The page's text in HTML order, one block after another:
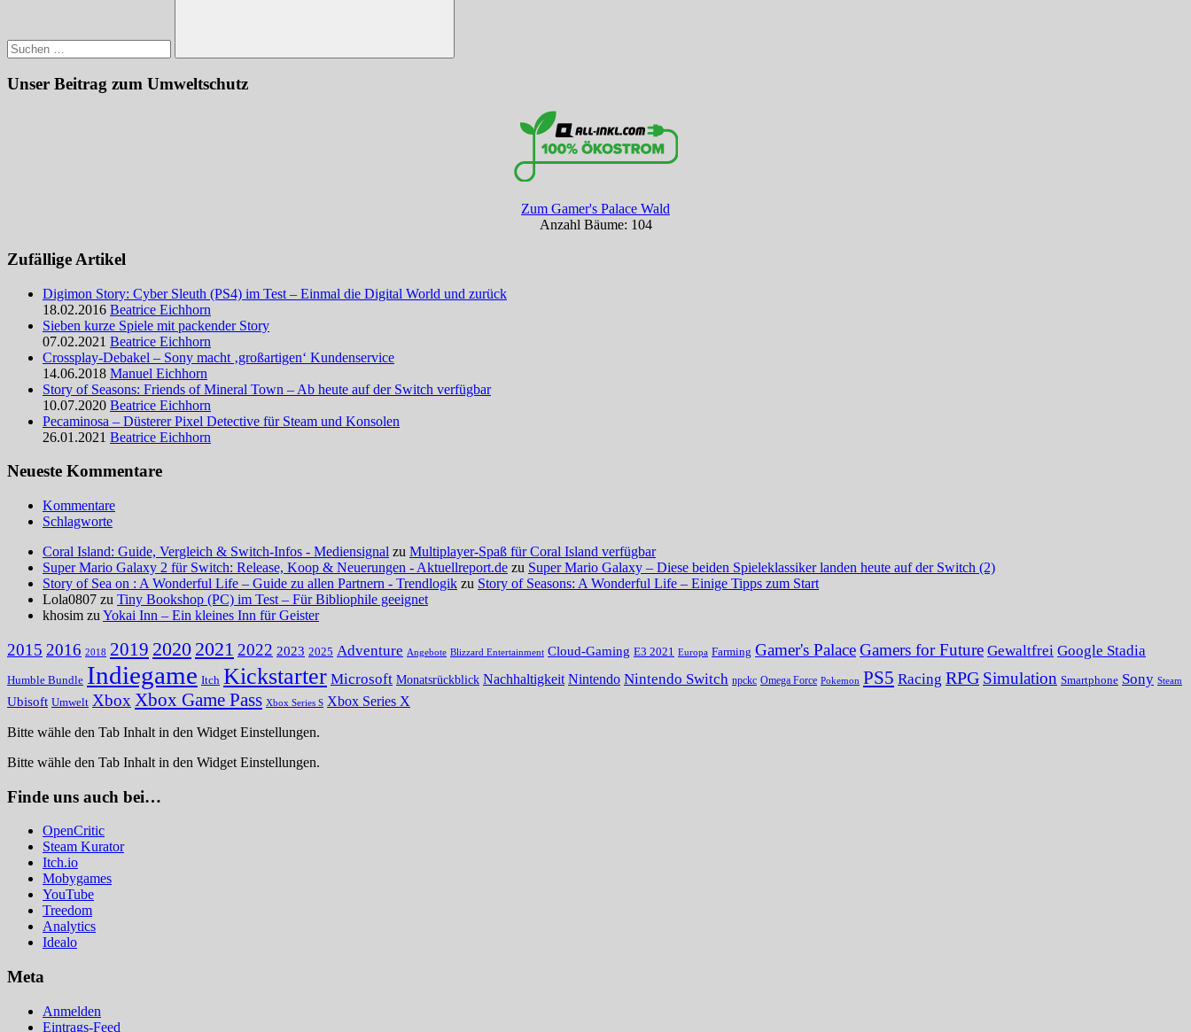
Suchen
Unser Beitrag zum Umweltschutz
Zum Gamer's Palace Wald
Anzahl Bäume: 104
Zufällige Artikel
Digimon Story: Cyber Sleuth (PS4) im Test – Einmal die Digital World und zurück
18.02.2016 Beatrice Eichhorn
Sieben kurze Spiele mit packender Story
07.02.2021 Beatrice Eichhorn
Crossplay-Debakel – Sony macht ‚großartigen‘ Kundenservice
14.06.2018 Manuel Eichhorn
Story of Seasons: Friends of Mineral Town – Ab heute auf der Switch verfügbar
10.07.2020 Beatrice Eichhorn
Pecaminosa – Düsterer Pixel Detective für Steam und Konsolen
26.01.2021 Beatrice Eichhorn
Neueste Kommentare
Kommentare
Schlagworte
Coral Island: Guide, Vergleich & Switch-Infos - Mediensignal zu Multiplayer-Spaß für Coral Island verfügbar
Super Mario Galaxy 2 für Switch: Release, Koop & Neuerungen - Aktuellreport.de zu Super Mario Galaxy – Diese beiden Spieleklassiker landen heute auf der Switch (2)
Story of Sea on : A Wonderful Life – Guide zu allen Partnern - Trendlogik zu Story of Seasons: A Wonderful Life – Einige Tipps zum Start
Lola0807 zu Tiny Bookshop (PC) im Test – Für Bibliophile geeignet
khosim zu Yokai Inn – Ein kleines Inn für Geister
2015 2016 2018 2019 2020 2021 2022 2023 2025 Adventure Angebote Blizzard Entertainment Cloud-Gaming E3 2021 Europa Farming Gamer's PalaceGamers for Future Gewaltfrei Google Stadia
Humble Bundle Indiegame Itch Kickstarter Microsoft Monatsrückblick Nachhaltigkeit Nintendo Nintendo Switch npckc Omega Force Pokemon PS5 Racing RPG Simulation Smartphone Sony Steam
Ubisoft Umwelt Xbox Xbox Game Pass Xbox Series S Xbox Series X
Bitte wähle den Tab Inhalt in den Widget Einstellungen.
Bitte wähle den Tab Inhalt in den Widget Einstellungen.
Finde uns auch bei…
OpenCritic
Steam Kurator
Itch.io
Mobygames
YouTube
Treedom
Analytics
Idealo
Meta
Anmelden
Eintrags-Feed